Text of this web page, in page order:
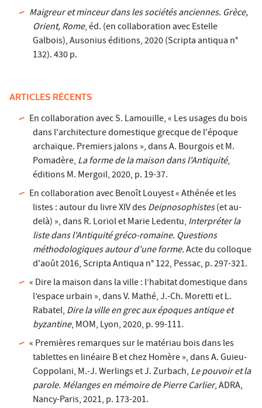
Maigreur et minceur dans les sociétés anciennes. Grèce,
Orient, Rome, éd. (en collaboration avec Estelle
Galbois), Ausonius éditions, 2020 (Scripta antiqua n°
132). 430 p.
ARTICLES RÉCENTS
En collaboration avec S. Lamouille, « Les usages du bois
dans l'architecture domestique grecque de l'époque
archaïque. Premiers jalons », dans A. Bourgois et M.
Pomadère, La forme de la maison dans l'Antiquité,
éditions M. Mergoil, 2020, p. 19-37.
En collaboration avec Benoît Louyest « Athénée et les
listes : autour du livre XIV desDeipnosophistes(et au-
delà) », dans R. Loriol et Marie Ledentu, Interpréter la
liste dans l'Antiquité gréco-romaine. Questions
méthodologiques autour d'une forme.Acte du colloque
d'août 2016, Scripta Antiqua n° 122, Pessac, p. 297-321.
« Dire la maison dans la ville : l’habitat domestique dans
l’espace urbain », dans V. Mathé, J.-Ch. Moretti et L.
Rabatel, Dire la ville en grec aux époques antique et
byzantine, MOM, Lyon, 2020, p. 99-111.
« Premières remarques sur le matériau bois dans les
tablettes en linéaire B et chez Homère », dans A. Guieu-
Coppolani, M.-J. Werlings et J. Zurbach, Le pouvoir et la
parole. Mélanges en mémoire de Pierre Carlier, ADRA,
Nancy-Paris, 2021, p. 173-201.